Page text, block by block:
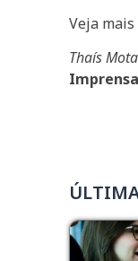
Veja
Thaís Mota